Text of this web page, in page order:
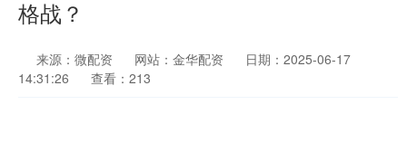
格战？
来源：微配资 网站：金华配资
日期：2025-06-17
14:31:26
查看：213